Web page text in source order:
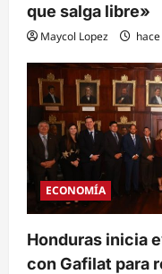
que salga libre»
Maycol Lopez
ECONOMÍA
Honduras inicia
con Gafilat para